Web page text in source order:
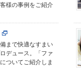
様の事例をご紹介
まで快適なすまい
デュース。「ファ
ついてご紹介しま